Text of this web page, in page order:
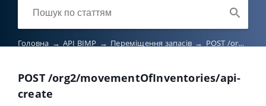
Головна → API BIMP → Переміщення запасів → POST /org2/movementOfInventories/api-create
POST /org2/movementOfInventories/api-
create